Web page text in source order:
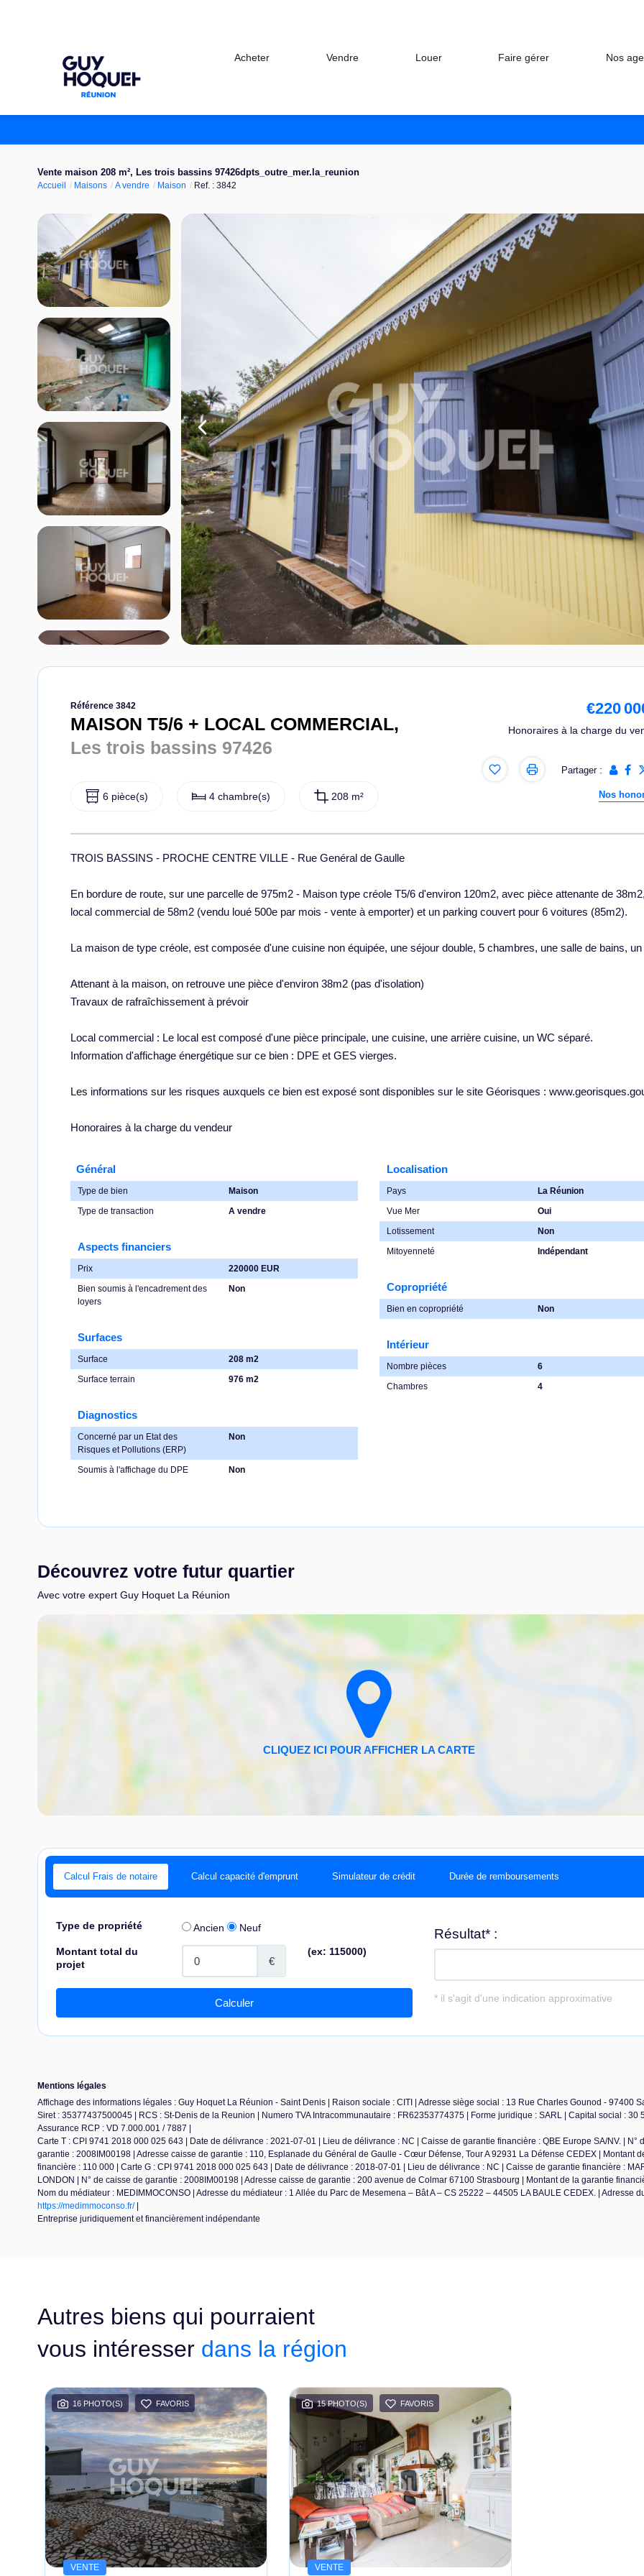
Acheter Vendre Louer Faire gérer Nos
Vente maison 208 m², Les trois bassins 97426dpts_outre_mer.la_reunion
Accueil Maisons A vendre Maison Ref. : 3842
Référence 3842
MAISON T5/6 + LOCAL COMMERCIAL,
Les trois bassins 97426
6 pièce(s) 4 chambre(s) 208 m²
€220
Honoraires à la charge du
Partager :
Nos
TROIS BASSINS - PROCHE CENTRE VILLE - Rue Genéral de Gaulle
En bordure de route, sur une parcelle de 975m2 - Maison type créole T5/6 d'environ 120m2, avec pièce attenante de
local commercial de 58m2 (vendu loué 500e par mois - vente à emporter) et un parking couvert pour 6 voitures (85m2).
La maison de type créole, est composée d'une cuisine non équipée, une séjour double, 5 chambres, une salle de bains, un
Attenant à la maison, on retrouve une pièce d'environ 38m2 (pas d'isolation)
Travaux de rafraîchissement à prévoir
Local commercial : Le local est composé d'une pièce principale, une cuisine, une arrière cuisine, un WC séparé.
Information d'affichage énergétique sur ce bien : DPE et GES vierges.
Les informations sur les risques auxquels ce bien est exposé sont disponibles sur le site Géorisques :
Honoraires à la charge du vendeur
Général
Type de bien
Maison
Type de transaction
A vendre
Localisation
Pays
La Réunion
Vue Mer
Oui
Lotissement
Non
Mitoyenneté
Indépendant
Aspects financiers
Prix
220000 EUR
Bien soumis à l'encadrement des
loyers
Non Copropriété
Bien en copropriété Non
Surfaces
Surface
208 m2
Surface terrain
976 m2
Intérieur
Nombre pièces
6
Chambres
4
Diagnostics
Concerné par un Etat des
Risques et Pollutions (ERP)
Non
Soumis à l'affichage du DPE Non
Découvrez votre futur quartier
Avec votre expert Guy Hoquet La Réunion
Calcul Frais de notaire Calcul capacité d'emprunt Simulateur de crédit Durée de remboursements
Mentions légales
Affichage des informations légales : Guy Hoquet La Réunion - Saint Denis | Raison sociale : CITI | Adresse siège social : 13 Rue Charles Gounod - 97400
Siret : 35377437500045 | RCS : St-Denis de la Reunion | Numero TVA Intracommunautaire : FR62353774375 | Forme juridique : SARL | Capital social : 30
Assurance RCP : VD 7.000.001 / 7887 |
Carte T : CPI 9741 2018 000 025 643 | Date de délivrance : 2021-07-01 | Lieu de délivrance : NC | Caisse de garantie financière : QBE Europe SA/NV. | N°
garantie : 2008IM00198 | Adresse caisse de garantie : 110, Esplanade du Général de Gaulle - Cœur Défense, Tour A 92931 La Défense CEDEX | Montant
financière : 110 000 | Carte G : CPI 9741 2018 000 025 643 | Date de délivrance : 2018-07-01 | Lieu de délivrance : NC | Caisse de garantie financière :
LONDON | N° de caisse de garantie : 2008IM00198 | Adresse caisse de garantie : 200 avenue de Colmar 67100 Strasbourg | Montant de la garantie
Nom du médiateur : MEDIMMOCONSO | Adresse du médiateur : 1 Allée du Parc de Mesemena – Bât A – CS 25222 – 44505 LA BAULE CEDEX. | Adresse
https://medimmoconso.fr/|
Entreprise juridiquement et financièrement indépendante
Autres biens qui pourraient
vous intéresser dans la région
16 PHOTO(S) FAVORIS
VENTE
15 PHOTO(S) FAVORIS
VENTE